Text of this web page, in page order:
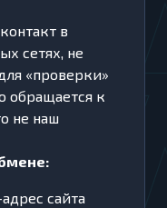
в
сетях, не
«проверки»
обращается к
не наш
сайта